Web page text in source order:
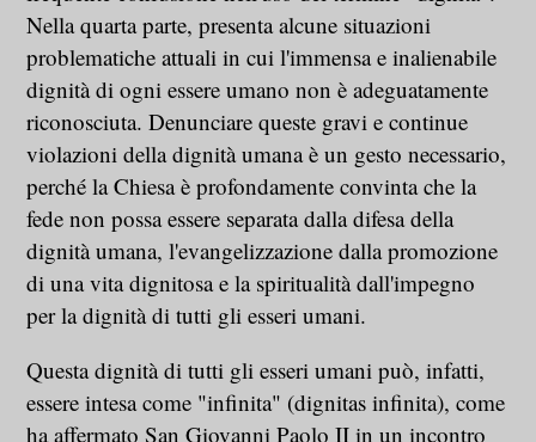
Nella quarta parte, presenta alcune situazioni
problematiche attuali in cui l'immensa e inalienabile
dignità di ogni essere umano non è adeguatamente
riconosciuta. Denunciare queste gravi e continue
violazioni della dignità umana è un gesto necessario,
perché la Chiesa è profondamente convinta che la
fede non possa essere separata dalla difesa della
dignità umana, l'evangelizzazione dalla promozione
di una vita dignitosa e la spiritualità dall'impegno
per la dignità di tutti gli esseri umani.
Questa dignità di tutti gli esseri umani può, infatti,
essere intesa come "infinita" (dignitas infinita), come
ha affermato San Giovanni Paolo II in un incontro